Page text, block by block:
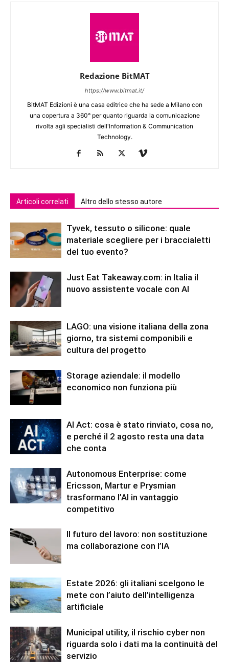
Redazione BitMAT
https://www.bitmat.it/
BitMAT Edizioni è una casa editrice che ha sede a Milano con
una copertura a 360° per quanto riguarda la comunicazione
rivolta agli specialisti dell'lnformation & Communication
Technology.
Articoli correlati Altro dello stesso autore
Tyvek, tessuto o silicone: quale
materiale scegliere per i braccialetti
del tuo evento?
Just Eat Takeaway.com: in Italia il
nuovo assistente vocale con AI
LAGO: una visione italiana della zona
giorno, tra sistemi componibili e
cultura del progetto
Storage aziendale: il modello
economico non funziona più
AI Act: cosa è stato rinviato, cosa no,
e perché il 2 agosto resta una data
che conta
Autonomous Enterprise: come
Ericsson, Martur e Prysmian
trasformano l’AI in vantaggio
competitivo
Il futuro del lavoro: non sostituzione
ma collaborazione con l’IA
Estate 2026: gli italiani scelgono le
mete con l’aiuto dell’intelligenza
artificiale
Municipal utility, il rischio cyber non
riguarda solo i dati ma la continuità del
servizio